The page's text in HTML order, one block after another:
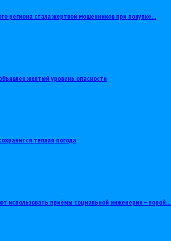
региона стала жертвой мошенников при покупке…
желтый уровень опасности
теплая погода
использовать приёмы социальной инженерии – порой…